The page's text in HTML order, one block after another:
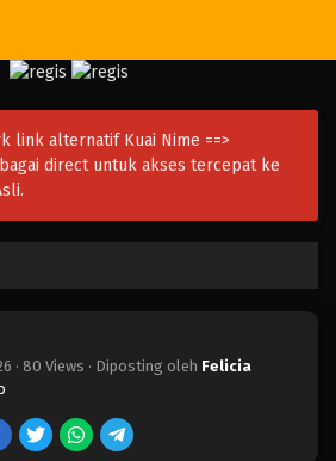
link alternatif Kuai Nime ==>
direct untuk akses tercepat ke
· 80 Views · Diposting oleh Felicia